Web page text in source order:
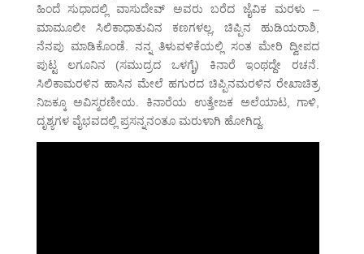
ಹಿಂದೆ ಸುಧಾದಲ್ಲಿ ವಾಸುದೇವ್ ಅವರು ಬರೆದ ಜೈವಿಕ ಮರಳು –
ಮಾಮೂಲೀ ಸಿಲಿಕಾಧಾತುವಿನ ಕಣಗಳಲ್ಲ, ಚಿಪ್ಪಿನ ಹುಡಿಯರಾಶಿ,
ನೆನಪು ಮಾಡಿಕೊಂಡೆ. ನನ್ನ ತಿಳುವಳಿಕೆಯಲ್ಲಿ ಸಂತ ಮೇರಿ ದ್ವೀಪದ
ಪುಟ್ಟ ಲಗೂನಿನ (ಸಮುದ್ರದ ಒಳಗೈ) ಕಿನಾರೆ ಇಂಥದ್ದೇ ರಚನೆ.
ಸಿಲಿಕಾಮರಳಿನ ಹಾಸಿನ ಮೇಲೆ ಹಗುರದ ಚಿಪ್ಪಿನಮರಳಿನ ರೇಖಾಚಿತ್ರ
ನಿಜಕ್ಕೂ ಅವಿಸ್ಮರಣೀಯ. ಕಿನಾರೆಯ ಉತ್ತೇಜಕ ಅಲೆಯಾಟ, ಗಾಳಿ,
ದೃಶ್ಯಗಳ ವೈಭವದಲ್ಲಿ ಪ್ರಸನ್ನನಂತೂ ಮರುಳಾಗಿ ಹೋಗಿದ್ದ.